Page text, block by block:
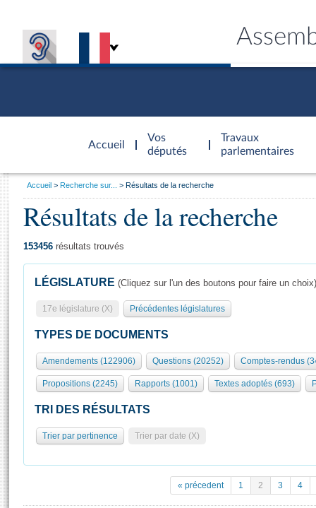
Accueil
d'accueil
Vos
députés
Travaux
parlementaires
Présidence
577 députés
Groupes politiques
Séance publique
Commissions et autres organes
Europe et International
Pétitions
Général
Rôle et pouvoirs de l'Assemblée
Organisation de l'Assemblée
Présidence Conférence des Présidents Bureau Collège des
Statistiques et chiffres clés
( Constitution | Règlement de l'Assemblée ... )
Visiter l'Assemblée
Visite virtuelle du palais Bourbon
Assister à une séance
Vous
Accueil Recherche sur... Résultats de la recherche
Résultats de la recherche
153456 résultats trouvés
LÉGISLATURE (Cliquez sur l'un des boutons pour faire un choix)
17e législature (X) Précédentes législatures
TYPES DE DOCUMENTS
Amendements (122906) Questions (20252) Comptes-rendus
Propositions (2245) Rapports (1001) Textes adoptés (693)
TRI DES RÉSULTATS
Trier par pertinence Trier par date (X)
« précedent 1 2 3 4